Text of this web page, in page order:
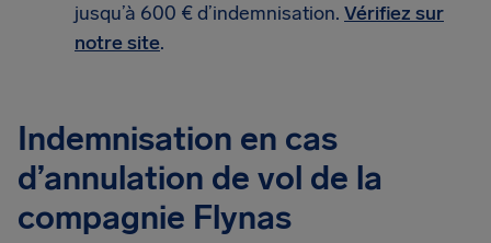
jusqu’à 600 € d’indemnisation. Vérifiez sur
notre site.
Indemnisation en cas
d’annulation de vol de la
compagnie Flynas